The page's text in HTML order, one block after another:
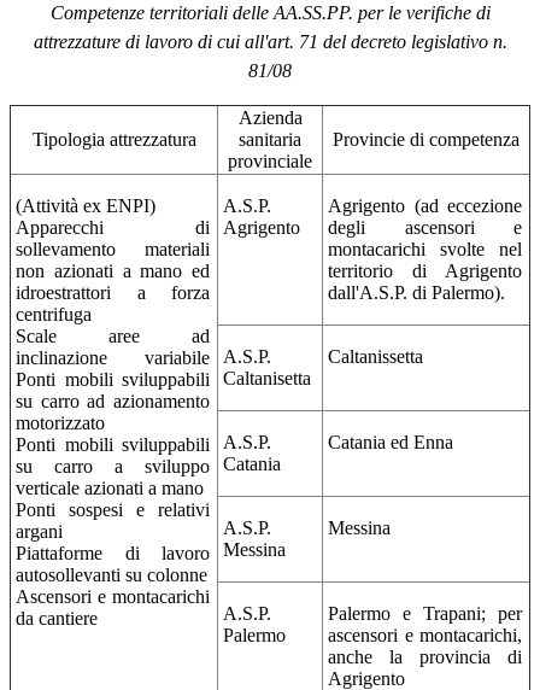
Competenze territoriali delle AA.SS.PP. per le verifiche di
attrezzature di lavoro di cui all'art. 71 del decreto legislativo n.
81/08
Tipologia attrezzatura
Azienda
sanitaria
provinciale
Provincie di competenza
(Attività ex ENPI)
Apparecchi di
sollevamento materiali
non azionati a mano ed
idroestrattori a forza
centrifuga
Scale aree ad
inclinazione variabile
Ponti mobili sviluppabili
su carro ad azionamento
motorizzato
Ponti mobili sviluppabili
su carro a sviluppo
verticale azionati a mano
Ponti sospesi e relativi
argani
Piattaforme di lavoro
autosollevanti su colonne
Ascensori e montacarichi
da cantiere
A.S.P.
Agrigento
Agrigento (ad eccezione
degli ascensori e
montacarichi svolte nel
territorio di Agrigento
dall'A.S.P. di Palermo).
A.S.P.
Caltanisetta
Caltanissetta
A.S.P.
Catania
Catania ed Enna
A.S.P.
Messina
Messina
A.S.P.
Palermo
Palermo e Trapani; per
ascensori e montacarichi,
anche la provincia di
Agrigento